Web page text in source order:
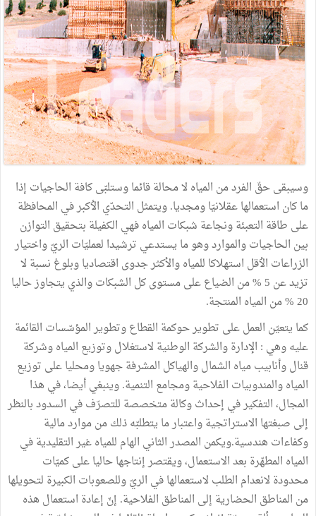
وسيبقىحقّ الفردمن المياه لامحالةقائماوستلبّىكافة الحاجيات إذا
ماكان استعمالهاعقلانيّاومجديا.ويتمثل التحدّي الٲكبرفي المحافظة
على طاقة التعبئةونجاعة شبكات المياهفهي الكفيلة بتحقيق التوازن
بين الحاجياتوالمواردوهوما يستدعي ترشيدا لعمليّات الريّواختيار
الزراعات الٲقل استهلاكا للمياهوالأكثرجدوى اقتصادياوبلوغ نسبة لا
تزيدعن 5
%من الضياععلىمستوىكل الشبكاتوالذي يتجاوزحاليا
20
%من المياه المنتجة.
كما يتعيّن العملعلى تطويرحوكمة القطاعوتطويرالمؤسّسات القائمة
عليهوهي : الإدارةوالشركة الوطنية لاستغلالوتوزيع المياهوشركة
قنالوأنابيبمياه الشمالوالهياكل المشرفةجهوياومحلياعلى توزيع
المياهوالمندوبيات الفلاحيةومجامع التنمية.وينبغيأيضا،في هذا
المجال،التفكيرفي إحداثوكالةمتخصصة للتصرّففي السدودبالنظر
إلى صبغتها الاستراتجيةواعتبارما يتطلبّهذلكمنمواردمالية
وكفاءات هندسية.ويكمن المصدرالثاني الهام للمياهغيرالتقليديةفي
المياه المطهّرة بعدالاستعمال،ويقتصرإنتاجهاحالياعلىكميّات
محدودة لانعدام الطلب لاستعمالهافي الريّوللصعوبات الكبيرة لتحويلها
من المناطق الحضارية إلى المناطق الفلاحية. إنّ إعادة استعمال هذه